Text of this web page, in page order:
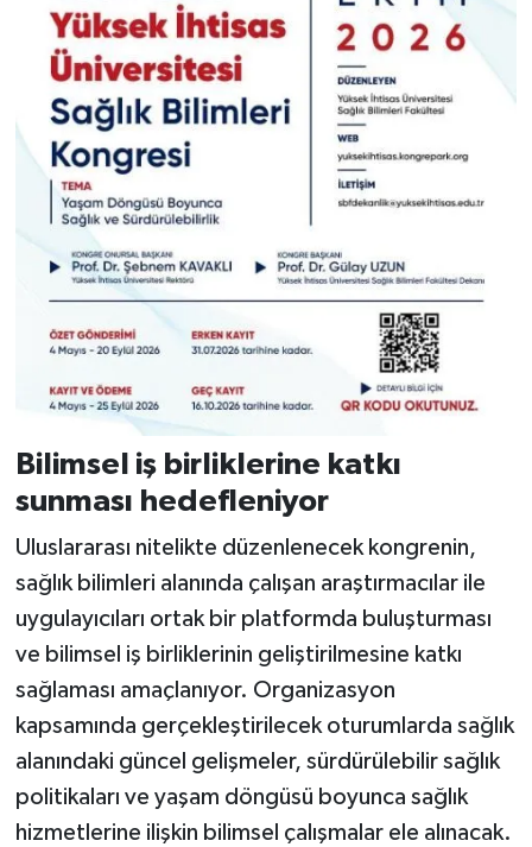
Bilimsel iş birliklerine katkı
sunması hedefleniyor
Uluslararası nitelikte düzenlenecek kongrenin,
sağlık bilimleri alanında çalışan araştırmacılar ile
uygulayıcıları ortak bir platformda buluşturması
ve bilimsel iş birliklerinin geliştirilmesine katkı
sağlaması amaçlanıyor. Organizasyon
kapsamında gerçekleştirilecek oturumlarda sağlık
alanındaki güncel gelişmeler, sürdürülebilir sağlık
politikaları ve yaşam döngüsü boyunca sağlık
hizmetlerine ilişkin bilimsel çalışmalar ele alınacak.